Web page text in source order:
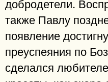
также Павлу
появление
преуспеяния по
сделался